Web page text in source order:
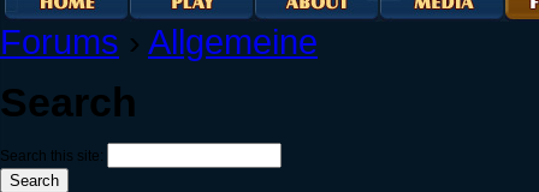
Forums › Allgemeine
Search
Search this site: